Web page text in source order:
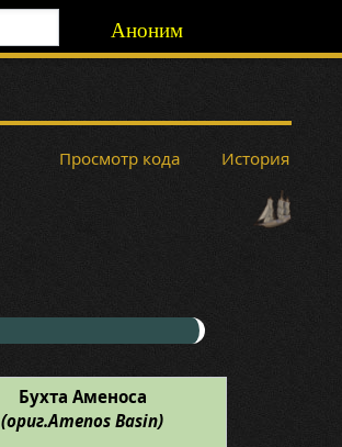
Аноним
Просмотр кода История
Бухта Аменоса
(ориг.Amenos Basin)